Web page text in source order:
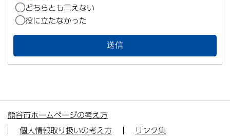
どちらとも言えない
役に立たなかった
熊谷市ホームページの考え方
個人情報取り扱いの考え方
リンク集